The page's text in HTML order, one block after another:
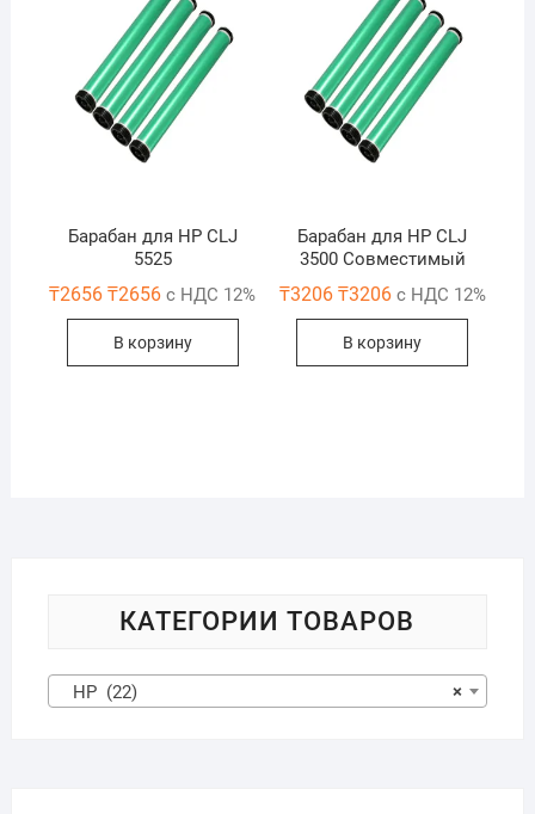
Барабан для HP CLJ
5525
₸2656 ₸2656 с НДС 12%
В корзину
Барабан для HP CLJ
3500 Совместимый
₸3206 ₸3206с НДС 12%
В корзину
КАТЕГОРИИ ТОВАРОВ
×
HP (22)